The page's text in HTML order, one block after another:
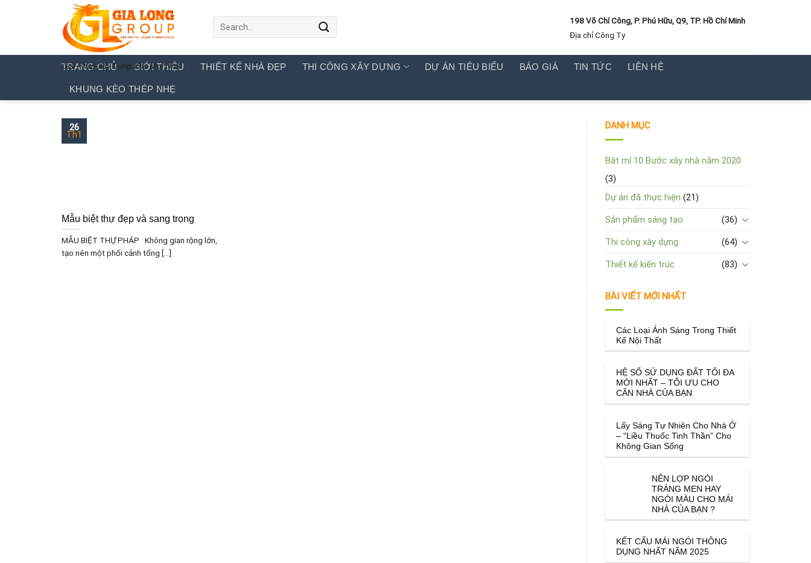
Giải Pháp Xây Dựng Cho Mọi Nhà
198 Võ Chí Công, P. Phú Hữu, Q9, TP. Hồ Chí Minh
Địa chỉ Công Ty
TRANG CHỦ GIỚI THIỆU THIẾT KẾ NHÀ ĐẸP THI CÔNG XÂY DỰNG DỰ ÁN TIÊU BIỂU BÁO GIÁ TIN TỨC LIÊN HỆ
KHUNG KÈO THÉP NHẸ
Mẫu biệt thự đẹp và sang trọng
MẪU BIỆT THỰ PHÁP Không gian rộng lớn,
tạo nên một phối cảnh tổng [...]
26
Th1
DANH MỤC
Bât mí 10 Bước xây nhà năm 2020
(3)
Dự án đã thực hiện (21)
Sản phẩm sáng tạo (36)
Thi công xây dựng (64)
Thiết kế kiến trúc (83)
BÀI VIẾT MỚI NHẤT
Các Loại Ánh Sáng Trong Thiết
Kế Nội Thất
HỆ SỐ SỬ DỤNG ĐẤT TỐI ĐA
MỚI NHẤT – TỐI ƯU CHO
CĂN NHÀ CỦA BẠN
Lấy Sáng Tự Nhiên Cho Nhà Ở
– “Liều Thuốc Tinh Thần” Cho
Không Gian Sống
NÊN LỢP NGÓI
TRÁNG MEN HAY
NGÓI MÀU CHO MÁI
NHÀ CỦA BẠN ?
KẾT CẤU MÁI NGÓI THÔNG
DỤNG NHẤT NĂM 2025